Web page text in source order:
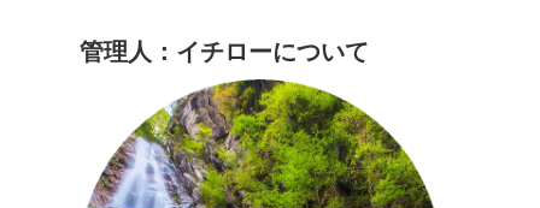
管理人：イチローについて